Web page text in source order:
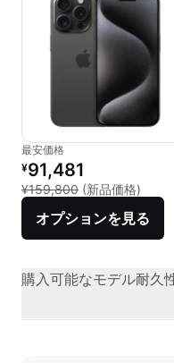
最安価格
リファービッシュ品の価格
¥91,481
¥159,800 (新品価格) 新
オプションを見る
購入可能なモデル耐久